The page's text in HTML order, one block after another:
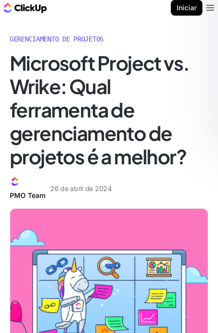
Iniciar
GERENCIAMENTO DE PROJETOS
Microsoft Project vs.
Wrike: Qual
ferramenta de
gerenciamento de
projetos é a melhor?
PMO Team
26 de abril de 2024